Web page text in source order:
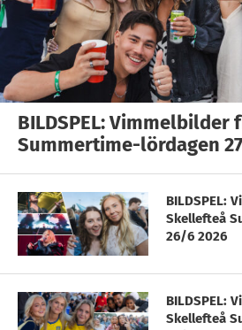
BILDSPEL:
Summertime-lördagen
BILDSPEL:
Skellefteå
26/6 2026
BILDSPEL:
Skellefteå